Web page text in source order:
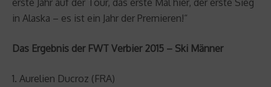
in Alaska – es ist ein Jahr der Premieren!“
Das Ergebnis der FWT Verbier 2015 – Ski Männer
1. Aurelien Ducroz (FRA)